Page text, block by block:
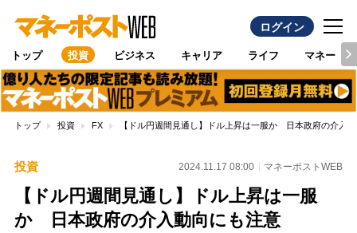
ログイン
トップ 投資 ビジネス キャリア ライフ マネー
トップ 投資 FX 【ドル円週間見通し】ドル上昇は一服か 日本政府の介入
投資 2024.11.17 08:00 マネーポストWEB
【ドル円週間見通し】ドル上昇は一服
か 日本政府の介入動向にも注意